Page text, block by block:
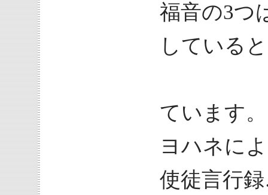
福音の3つ
している
ています。
ヨハネに
使徒言行